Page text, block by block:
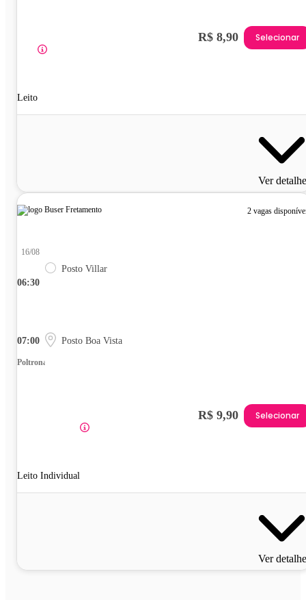
Leito
R$ 8,90 Selecionar
Ver
2 vagas
06:30
16/08
Posto Villar
07:00 Posto Boa Vista
Poltrona
Leito Individual
R$ 9,90 Selecionar
Ver